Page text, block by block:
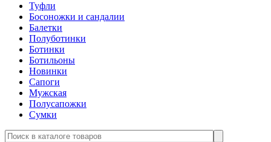
Туфли
Босоножки и сандалии
Балетки
Полуботинки
Ботинки
Ботильоны
Новинки
Сапоги
Мужская
Полусапожки
Сумки